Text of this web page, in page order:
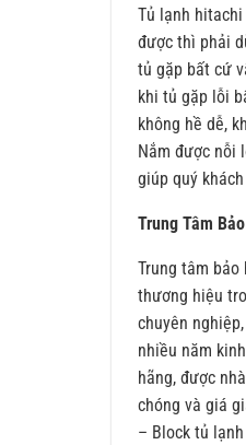
Tủ lạnh
được thì phải
tủ gặp bất cứ
khi tủ gặp lỗi
không hề dễ,
Nắm được nỗi
giúp quý
Trung Tâm
Trung tâm
thương hiệu
chuyên
nhiều năm
hãng, được
chóng và giá
– Block tủ